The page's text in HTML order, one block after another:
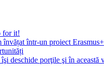
for it!
învățat într-un proiect Erasmus+
deschide porţile şi în această